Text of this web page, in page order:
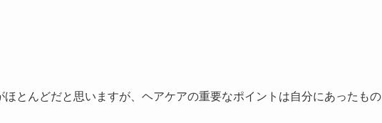
とんどだと思いますが、ヘアケアの重要なポイントは自分にあったもの